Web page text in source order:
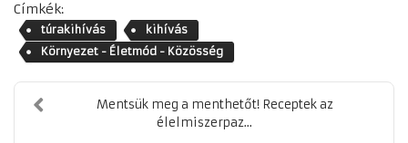
Címkék:
túrakihívás
kihívás
Környezet - Életmód - Közösség
Mentsük meg a menthetőt! Receptek az
élelmiszerpaz...